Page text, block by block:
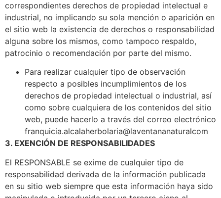
correspondientes derechos de propiedad intelectual e
industrial, no implicando su sola mención o aparición en
el sitio web la existencia de derechos o responsabilidad
alguna sobre los mismos, como tampoco respaldo,
patrocinio o recomendación por parte del mismo.
Para realizar cualquier tipo de observación
respecto a posibles incumplimientos de los
derechos de propiedad intelectual o industrial, así
como sobre cualquiera de los contenidos del sitio
web, puede hacerlo a través del correo electrónico
franquicia.alcalaherbolaria@laventananaturalcom
3. EXENCIÓN DE RESPONSABILIDADES
El RESPONSABLE se exime de cualquier tipo de
responsabilidad derivada de la información publicada
en su sitio web siempre que esta información haya sido